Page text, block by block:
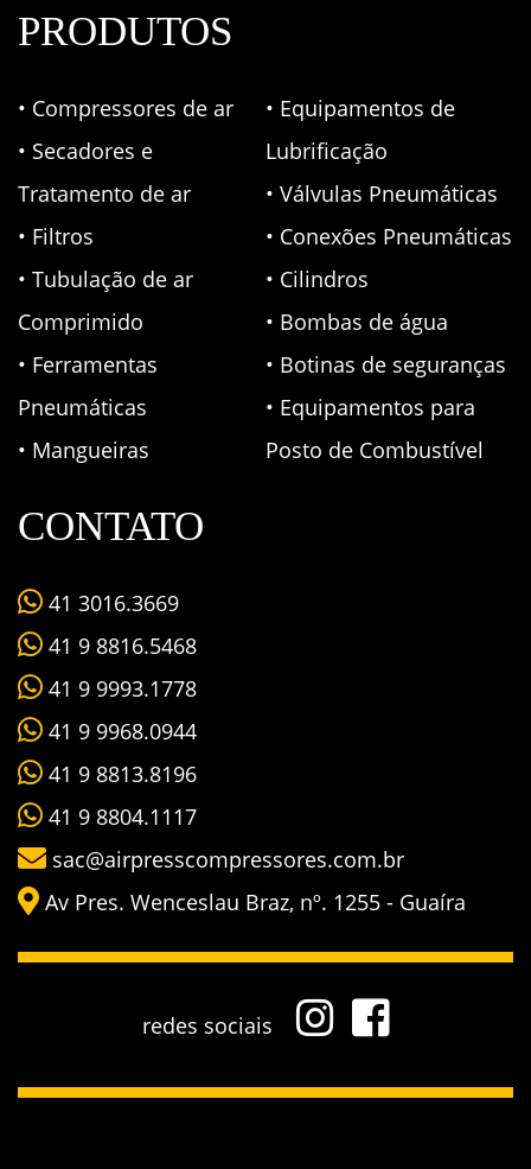
PRODUTOS
• Compressores de ar
• Secadores e
Tratamento de ar
• Filtros
• Tubulação de ar
Comprimido
• Ferramentas
Pneumáticas
• Mangueiras
• Equipamentos de
Lubrificação
• Válvulas Pneumáticas
• Conexões Pneumáticas
• Cilindros
• Bombas de água
• Botinas de seguranças
• Equipamentos para
Posto de Combustível
CONTATO
41 3016.3669
41 9 8816.5468
41 9 9993.1778
41 9 9968.0944
41 9 8813.8196
41 9 8804.1117
sac@airpresscompressores.com.br
Av Pres. Wenceslau Braz, nº. 1255 - Guaíra
redes sociais